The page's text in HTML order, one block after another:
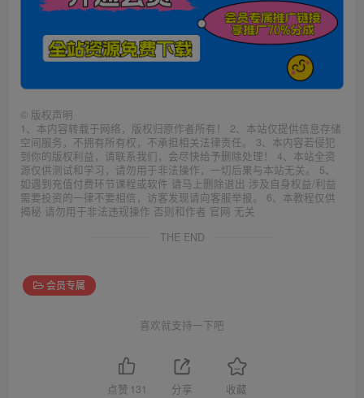
© 版权声明
1、本内容转载于网络，版权归原作者所有！ 2、本站仅提供信息存储
空间服务，不拥有所有权，不承担相关法律责任。 3、本内容若侵犯
到你的版权利益，请联系我们，会尽快给予删除处理！ 4、本站全资
源仅供测试和学习，请勿用于非法操作，一切后果与本站无关。 5、
如遇到充值付费环节课程或软件 请马上删除退出 涉及自身权益/利益
需要投资的一律不要相信，访客发现请向客服举报。 6、本教程仅供
揭秘 请勿用于非法违规操作 否则和作者 官网 无关
THE END
会员专属
喜欢就支持一下吧
点赞 131 分享 收藏